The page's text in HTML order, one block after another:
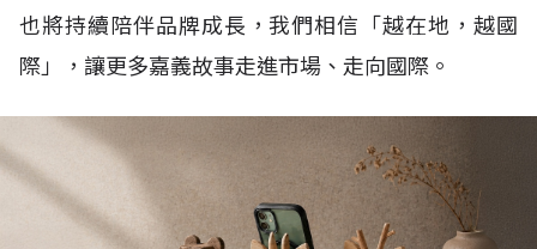
也將持續陪伴品牌成長，我們相信「越在地，越國
際」，讓更多嘉義故事走進市場、走向國際。